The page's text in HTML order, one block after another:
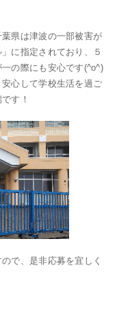
県は津波の一部被害が
に指定されており、５
の際にも安心です(^o^)
心して学校生活を過ご
す！
で、是非応募を宜しく